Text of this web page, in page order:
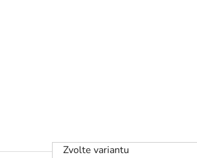
Zvolte variantu